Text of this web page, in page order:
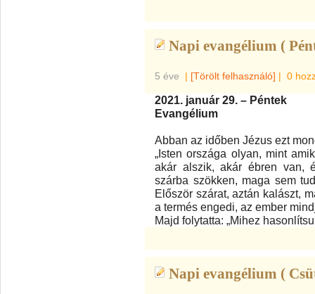
Napi evangélium (
5 éve | [Törölt felhasználó] | 0
2021. január 29. – Péntek
Evangélium
Abban az időben Jézus ezt
„Isten országa olyan, mint
akár alszik, akár ébren van,
szárba szökken, maga sem
Először szárat, aztán kalászt,
a termés engedi, az ember
Majd folytatta: „Mihez
Napi evangélium (